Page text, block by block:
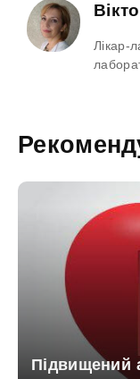
Лікар-
Підвищений